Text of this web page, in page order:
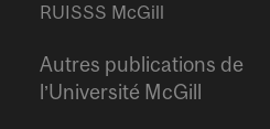
RUISSS McGill
Autres publications de
l’Université McGill